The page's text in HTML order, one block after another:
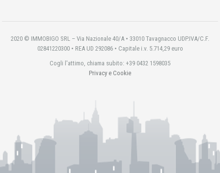
2020 © IMMOBIGO SRL – Via Nazionale 40/A • 33010 Tavagnacco UDP.IVA/C.F.
02841220300 • REA UD 292086 • Capitale i.v. 5.714,29 euro
Cogli l'attimo, chiama subito: +39 0432 1598035
Privacy e Cookie